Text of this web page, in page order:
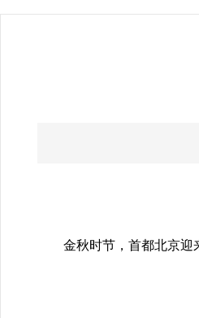
金秋时节，首都北京迎来